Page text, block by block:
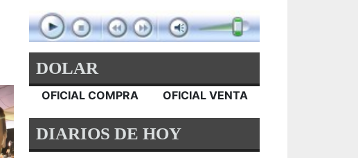
DOLAR
OFICIAL COMPRA OFICIAL VENTA
DIARIOS DE HOY